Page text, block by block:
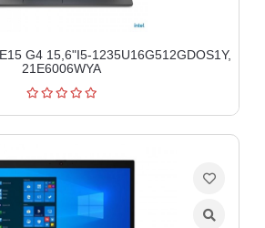
G4 15,6"I5-1235U16G512GDOS1Y,
21E6006WYA